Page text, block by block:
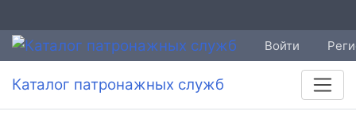
Войти
Каталог патронажных служб